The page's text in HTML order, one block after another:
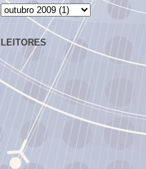
LEITORES